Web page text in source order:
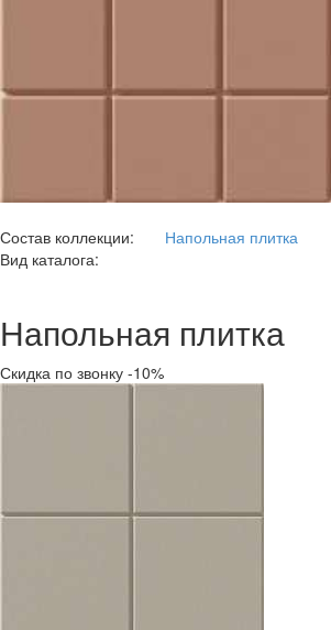
Состав коллекции:
Напольная плитка
Вид каталога:
Напольная плитка
Скидка по звонку -10%